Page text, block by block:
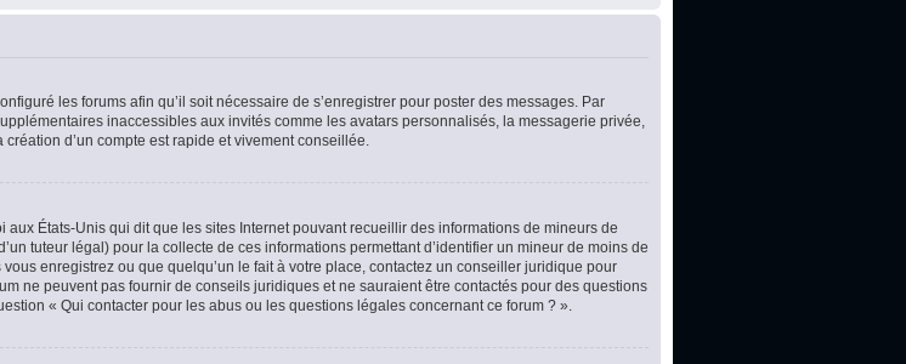
les forums afin qu’il soit nécessaire de s’enregistrer pour poster des messages. Par
inaccessibles aux invités comme les avatars personnalisés, la messagerie privée,
création d’un compte est rapide et vivement conseillée.
aux États-Unis qui dit que les sites Internet pouvant recueillir des informations de mineurs de
tuteur légal) pour la collecte de ces informations permettant d’identifier un mineur de moins de
enregistrez ou que quelqu’un le fait à votre place, contactez un conseiller juridique pour
ne peuvent pas fournir de conseils juridiques et ne sauraient être contactés pour des questions
« Qui contacter pour les abus ou les questions légales concernant ce forum ? ».